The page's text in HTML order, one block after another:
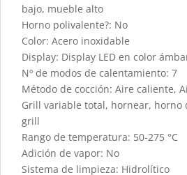
bajo, mueble alto
Horno polivalente?: No
Color: Acero inoxidable
Display: Display LED en color
Nº de modos de calentamiento: 7
Método de cocción: Aire caliente,
Grill variable total, hornear, horno
grill
Rango de temperatura: 50-275 °C
Adición de vapor: No
Sistema de limpieza: Hidrolítico